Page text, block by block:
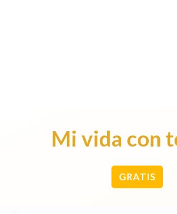
Mi vida con
GRATIS